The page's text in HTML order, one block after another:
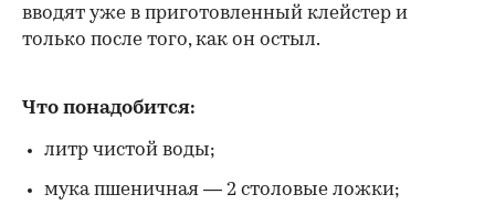
вводят уже в приготовленный клейстер и
только после того, как он остыл.
Что понадобится:
литр чистой воды;
мука пшеничная — 2 столовые ложки;